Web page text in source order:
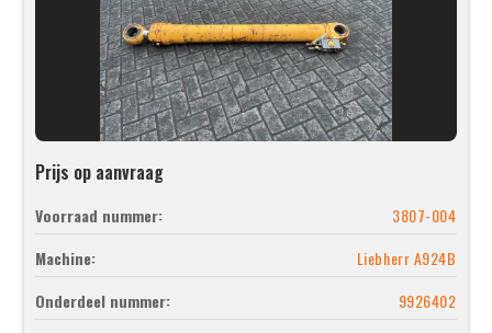
Prijs op aanvraag
Voorraad nummer:
3807-004
Machine:
Liebherr A924B
Onderdeel nummer:
9926402